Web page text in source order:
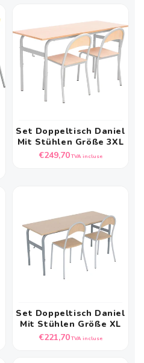
Set Doppeltisch Daniel
Mit Stühlen Größe 3XL
Prix
€249,70TVA incluse
Set Doppeltisch Daniel
Mit Stühlen Größe XL
Prix
€221,70TVA incluse